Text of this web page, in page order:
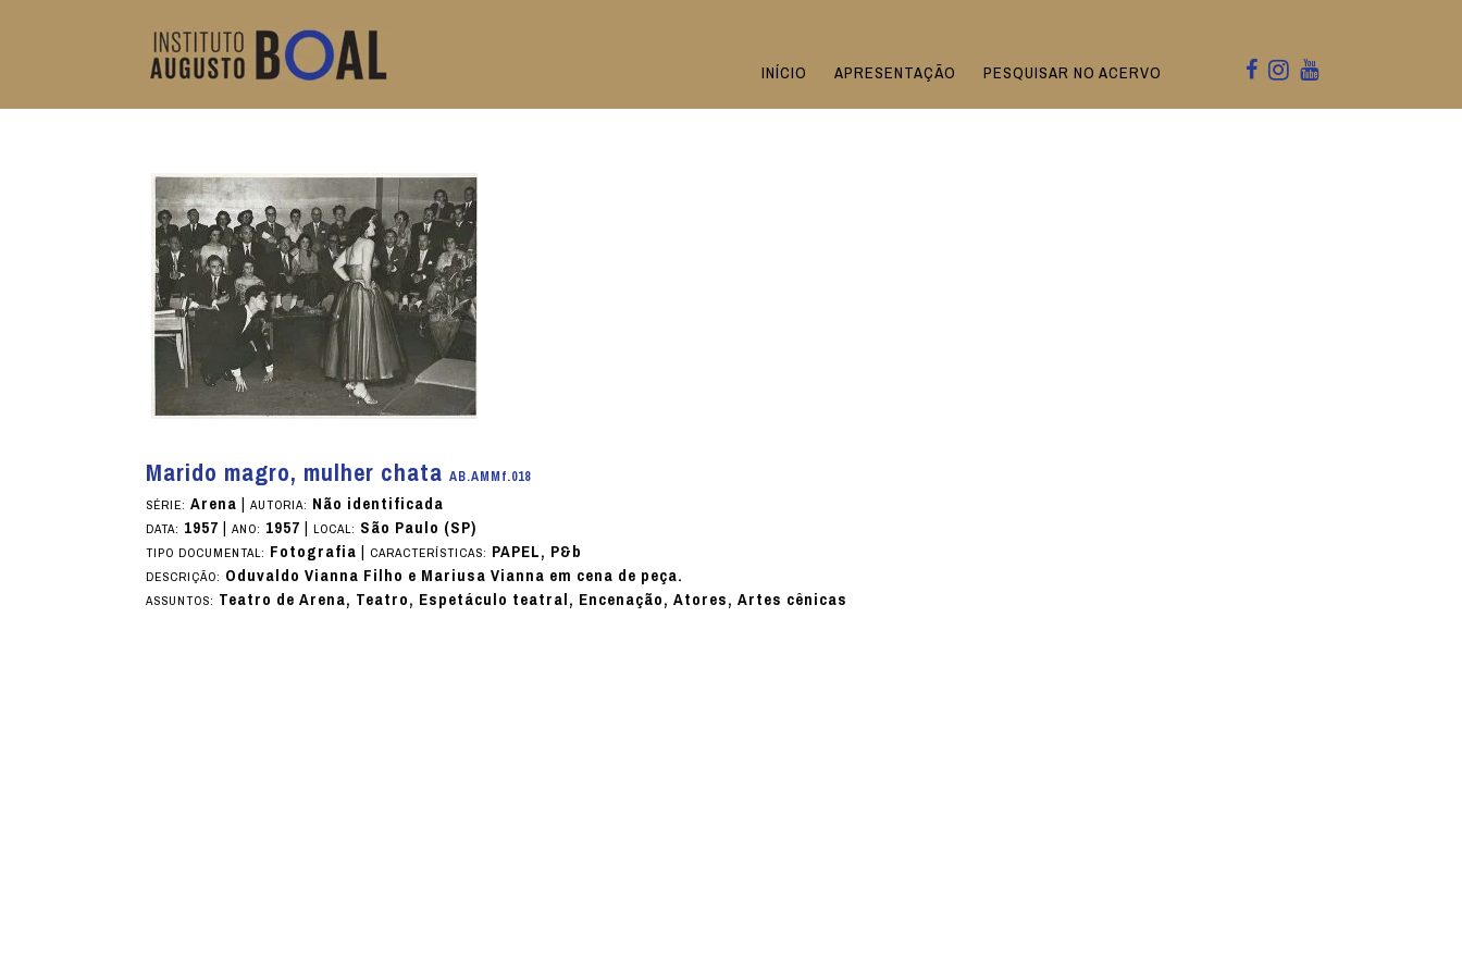
PESQUISAR NO ACERVO
APRESENTAÇÃO
INÍCIO
Marido magro, mulher chataAB.AMMf.018
SÉRIE:Arena|AUTORIA: Não identificada
DATA: 1957|ANO: 1957|LOCAL: São Paulo (SP)
TIPO DOCUMENTAL: Fotografia| CARACTERÍSTICAS: PAPEL, P&b
DESCRIÇÃO: Oduvaldo Vianna Filho e Mariusa Vianna em cena de peça.
ASSUNTOS: Teatro de Arena, Teatro, Espetáculo teatral, Encenação, Atores, Artes cênicas